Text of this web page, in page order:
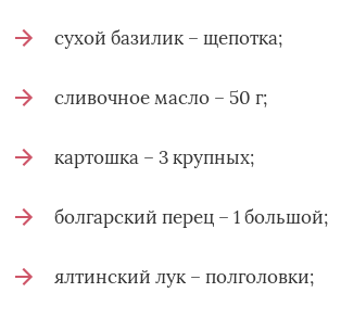
сухой базилик – щепотка;
сливочное масло – 50 г;
картошка – 3 крупных;
болгарский перец – 1 большой;
ялтинский лук – полголовки;